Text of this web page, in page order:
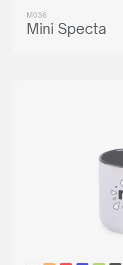
M036
Mini Specta